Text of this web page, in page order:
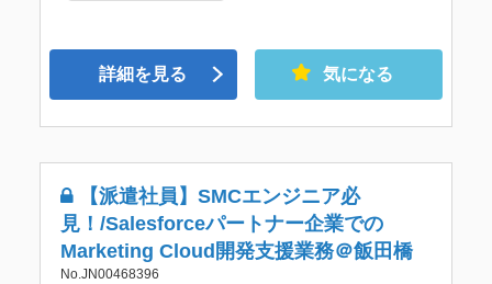
詳細を見る 気になる
【派遣社員】SMCエンジニア必
見！/Salesforceパートナー企業での
Marketing Cloud開発支援業務＠飯田橋
No.JN00468396